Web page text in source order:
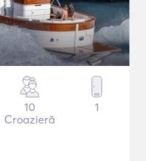
10
Croazieră
1